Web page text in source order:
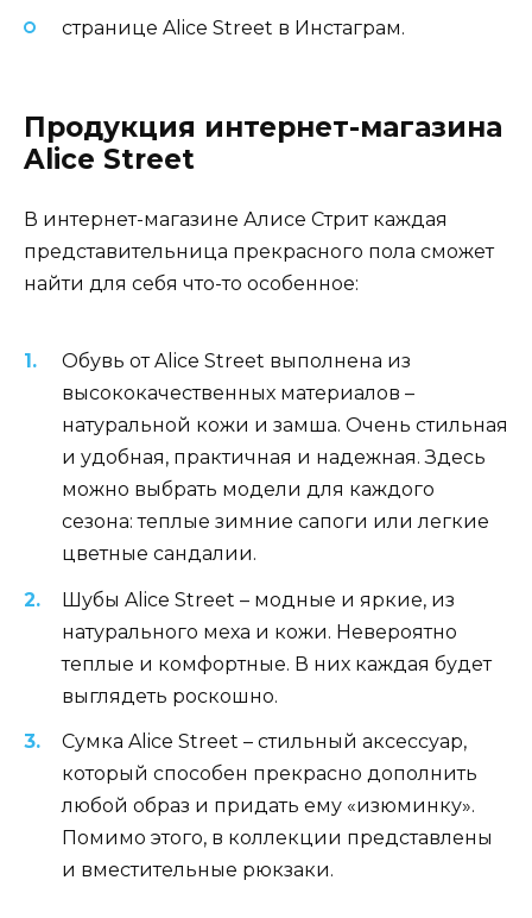
странице Alice Street в Инстаграм.
Продукция интернет-магазина
Alice Street
В интернет-магазине Алисе Стрит каждая
представительница прекрасного пола сможет
найти для себя что-то особенное:
Обувь от Alice Street выполнена из
высококачественных материалов –
натуральной кожи и замша. Очень стильная
и удобная, практичная и надежная. Здесь
можно выбрать модели для каждого
сезона: теплые зимние сапоги или легкие
цветные сандалии.
Шубы Alice Street – модные и яркие, из
натурального меха и кожи. Невероятно
теплые и комфортные. В них каждая будет
выглядеть роскошно.
Сумка Alice Street – стильный аксессуар,
который способен прекрасно дополнить
любой образ и придать ему «изюминку».
Помимо этого, в коллекции представлены
и вместительные рюкзаки.